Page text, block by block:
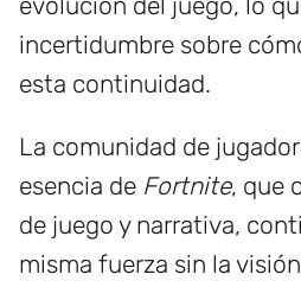
incertidumbre sobre
esta continuidad.
La comunidad de
esencia de Fortnite, que
de juego y narrativa,
misma fuerza sin la